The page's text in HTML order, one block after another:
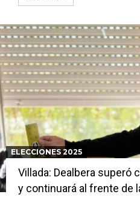
ELECCIONES 2025
Villada: Dealbera superó
y continuará al frente de